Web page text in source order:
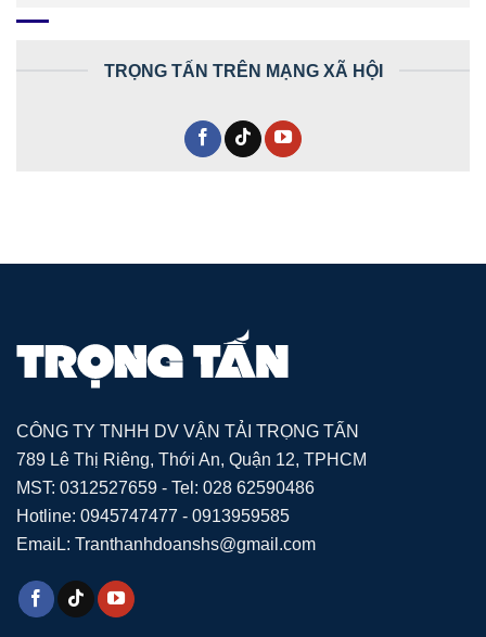
TRỌNG TẤN TRÊN MẠNG XÃ HỘI
CÔNG TY TNHH DV VẬN TẢI TRỌNG TẤN
789 Lê Thị Riêng, Thới An, Quận 12, TPHCM
MST: 0312527659 - Tel: 028 62590486
Hotline: 0945747477 - 0913959585
EmaiL: Tranthanhdoanshs@gmail.com